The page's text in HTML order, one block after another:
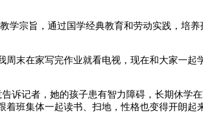
学宗旨，通过国学经典教育和劳动实践，培
末在家写完作业就看电视，现在和大家一起
诉记者，她的孩子患有智力障碍，长期休学
班集体一起读书、扫地，性格也变得开朗起